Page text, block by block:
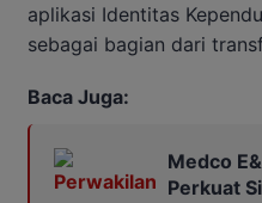
aplikasi Identitas
sebagai bagian dari
Baca Juga:
Medco
Perkuat